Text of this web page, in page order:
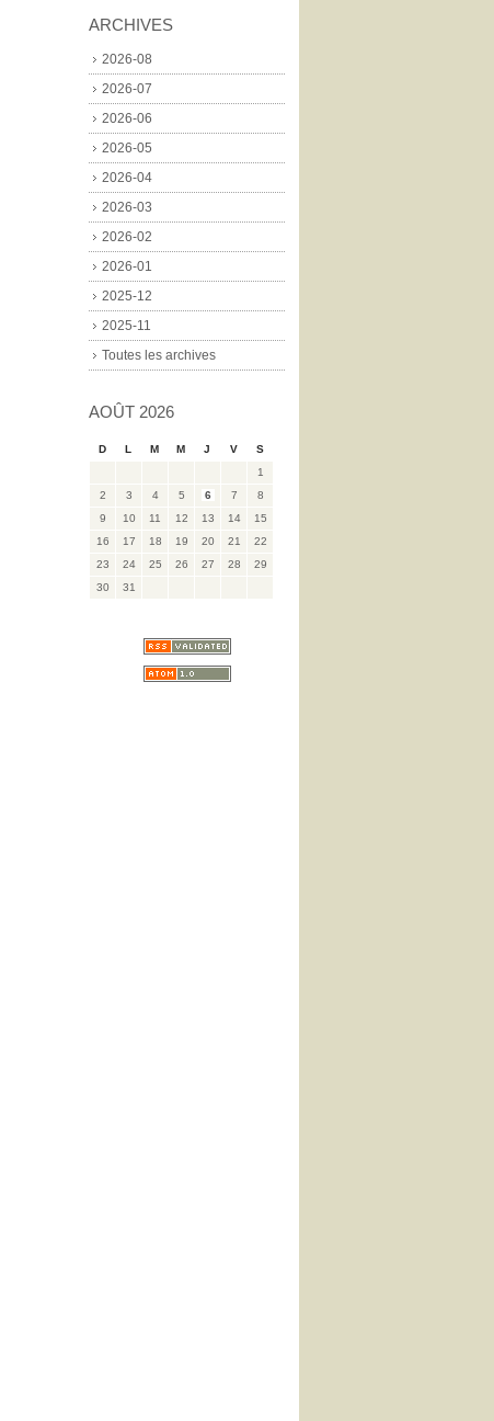
ARCHIVES
2026-08
2026-07
2026-06
2026-05
2026-04
2026-03
2026-02
2026-01
2025-12
2025-11
Toutes les archives
AOÛT 2026
D L M M J V
S
1
2
3 4 5 6 7
8
9
10 11 12 13 14
15
16
17 18 19 20 21
22
23
24 25 26 27 28
29
30
31